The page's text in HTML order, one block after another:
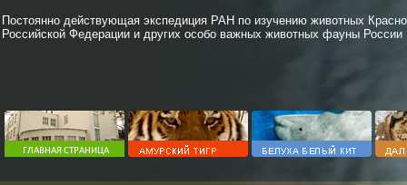
Постоянно действующая экспедиция РАН по изучению животных
Российской Федерации и других особо важных животных фауны России